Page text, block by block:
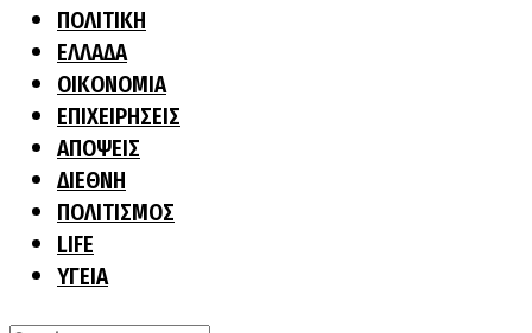
ΠΟΛΙΤΙΚΗ
ΕΛΛΑΔΑ
ΟΙΚΟΝΟΜΙΑ
ΕΠΙΧΕΙΡΗΣΕΙΣ
ΑΠΟΨΕΙΣ
ΔΙΕΘΝΗ
ΠΟΛΙΤΙΣΜΟΣ
LIFE
ΥΓΕΙΑ